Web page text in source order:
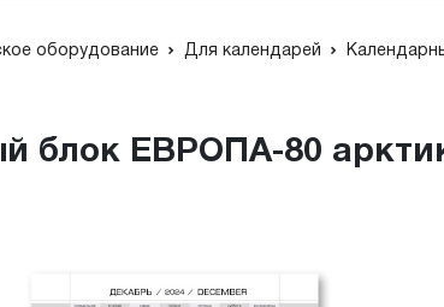
оборудование Для календарей
блок ЕВРОПА-80